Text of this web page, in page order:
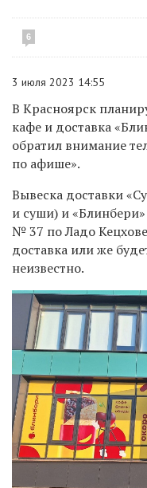
6
3 июля 2023 14:55
В Красноярск
кафе и доставка
обратил внимание
по афише».
Вывеска доставки
и суши) и
№ 37 по Ладо
доставка или же
неизвестно.